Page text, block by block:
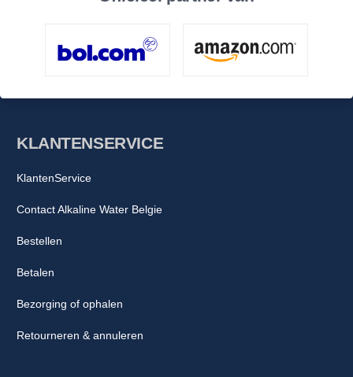
KLANTENSERVICE
KlantenService
Contact Alkaline Water Belgie
Bestellen
Betalen
Bezorging of ophalen
Retourneren & annuleren